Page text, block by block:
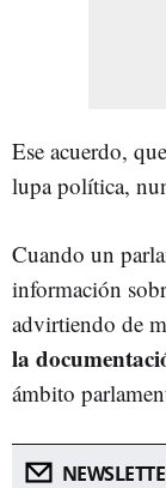
Ese acuerdo,
lupa política,
Cuando un
información
advirtiendo de
la
ámbito